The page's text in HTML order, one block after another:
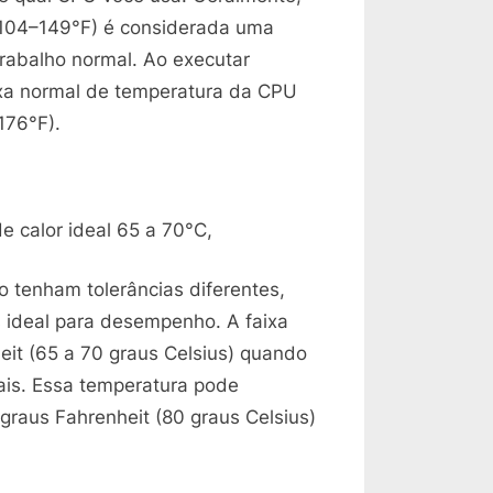
é considerada uma
normal. Ao executar
normal de temperatura da CPU
calor ideal 65 a 70°C,
tenham tolerâncias diferentes,
para desempenho. A faixa
(65 a 70 graus Celsius) quando
Essa temperatura pode
Fahrenheit (80 graus Celsius)